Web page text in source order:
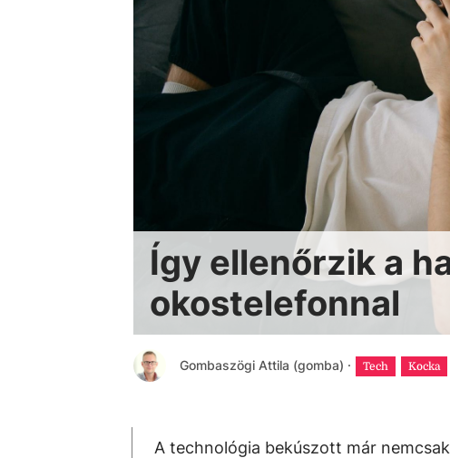
Így ellenőrzik a
okostelefonnal
Gombaszögi Attila (gomba) · Tech Kocka
A technológia bekúszott már